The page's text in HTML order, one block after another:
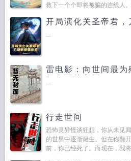
救下一个个即将被骗的连线人
开局演化关圣帝君，
...
雷电影：向世间最
...
行走世间
恐怖灵异怪谈狂想，你从未见
的世界中逐渐诞生。但在你翻
前，你已经死了。而现在，我